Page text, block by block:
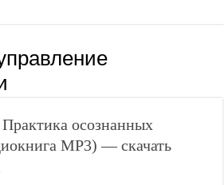
осознанных
MP3) — скачать